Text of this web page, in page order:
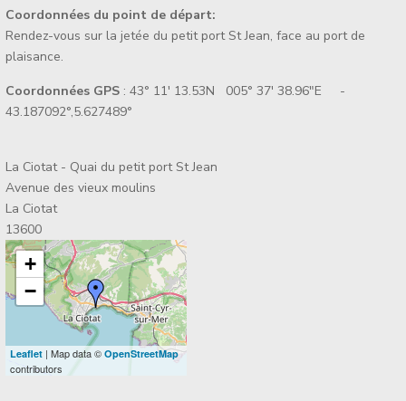
Coordonnées du point de départ:
Rendez-vous sur la jetée du petit port St Jean, face au port de
plaisance.
Coordonnées GPS : 43° 11' 13.53N 005° 37' 38.96"E -
43.187092°,5.627489°
La Ciotat - Quai du petit port St Jean
Avenue des vieux moulins
La Ciotat
13600
+
−
Leaflet | Map data ©OpenStreetMap
contributors